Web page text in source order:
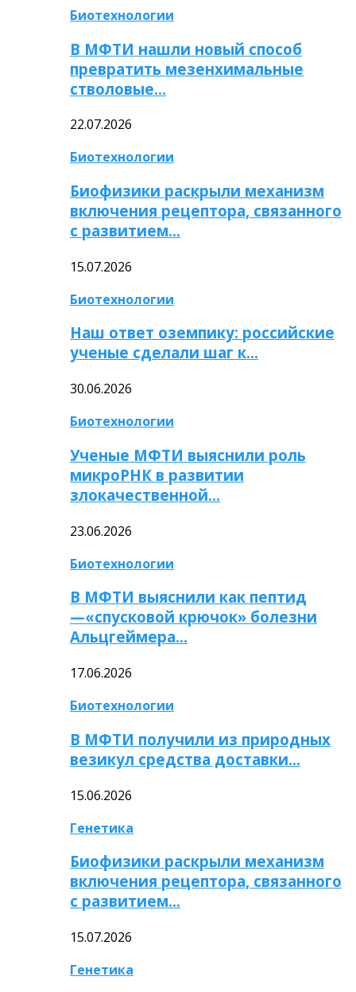
Биотехнологии
В МФТИ нашли новый способ
превратить мезенхимальные
стволовые…
22.07.2026
Биотехнологии
Биофизики раскрыли механизм
включения рецептора, связанного
с развитием…
15.07.2026
Биотехнологии
Наш ответ оземпику: российские
ученые сделали шаг к…
30.06.2026
Биотехнологии
Ученые МФТИ выяснили роль
микроРНК в развитии
злокачественной…
23.06.2026
Биотехнологии
В МФТИ выяснили как пептид
—«спусковой крючок» болезни
Альцгеймера…
17.06.2026
Биотехнологии
В МФТИ получили из природных
везикул средства доставки…
15.06.2026
Генетика
Биофизики раскрыли механизм
включения рецептора, связанного
с развитием…
15.07.2026
Генетика